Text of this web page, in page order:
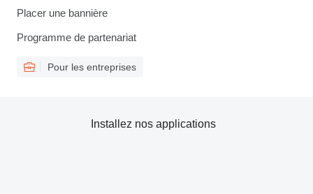
Placer une bannière
Programme de partenariat
Pour les entreprises
Installez nos applications